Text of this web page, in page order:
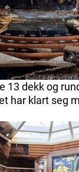
13 dekk og
har klart seg